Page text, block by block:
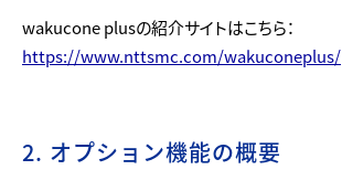
wakucone plusの紹介サイトはこちら：
https://www.nttsmc.com/wakuconeplus/
2. オプション機能の概要